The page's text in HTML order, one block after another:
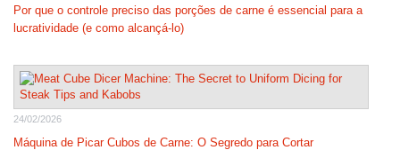
Por que o controle preciso das porções de carne é essencial para a
lucratividade (e como alcançá-lo)
24/02/2026
Máquina de Picar Cubos de Carne: O Segredo para Cortar